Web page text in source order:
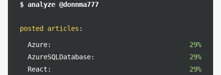
$ analyze @donnma777
posted articles :
Azure:
29%
AzureSQLDatabase:
29%
React:
29%